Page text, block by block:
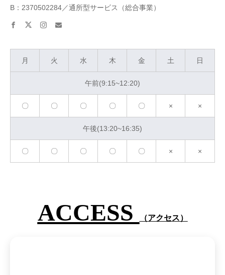
B：2370502284／通所型サービス（総合事業）
facebook
twitter
月 火 水 木 金 土 日
午前(9:15~12:20)
〇 〇 〇 〇 〇 × ×
午後(13:20~16:35)
〇 〇 〇 〇 〇 × ×
ACCESS （アクセス）